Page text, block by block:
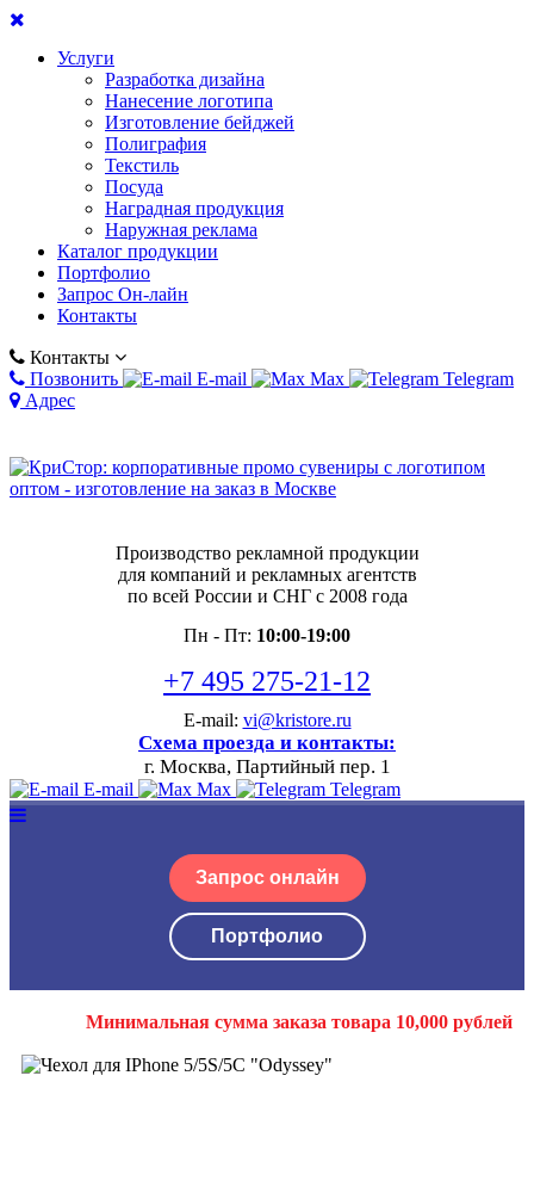
Услуги
Разработка дизайна
Нанесение логотипа
Изготовление бейджей
Полиграфия
Текстиль
Посуда
Наградная продукция
Наружная реклама
Каталог продукции
Портфолио
Запрос Он-лайн
Контакты
Контакты
Позвонить
E-mail Max
Telegram
Адрес
Производство рекламной продукции
для компаний и рекламных агентств
по всей России и СНГ с 2008 года
Пн - Пт: 10:00-19:00
+7 495 275-21-12
E-mail: vi@kristore.ru
Схема проезда и контакты:
г. Москва, Партийный пер. 1
E-mail Max Telegram
Запрос онлайн
Портфолио
Минимальная сумма заказа товара 10,000 рублей